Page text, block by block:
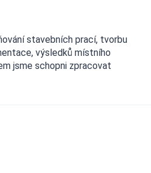
stavebních prací, tvorbu
výsledků místního
jsme schopni zpracovat